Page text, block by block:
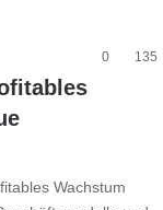
0 135
Wachstum